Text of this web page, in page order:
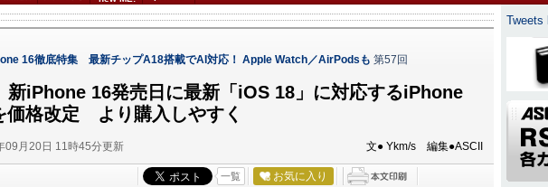
16徹底特集 最新チップA18搭載でAI対応！ Apple Watch／AirPodsも 第57回
新iPhone 16発売日に最新「iOS 18」に対応するiPhone
価格改定 より購入しやすく
09月20日 11時45分更新 文● Ykm/s 編集●ASCII
一覧 お気に入り
Tweets